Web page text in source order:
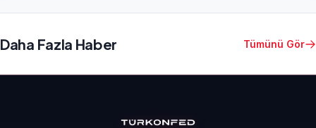
Daha Fazla Haber Tümünü Gör